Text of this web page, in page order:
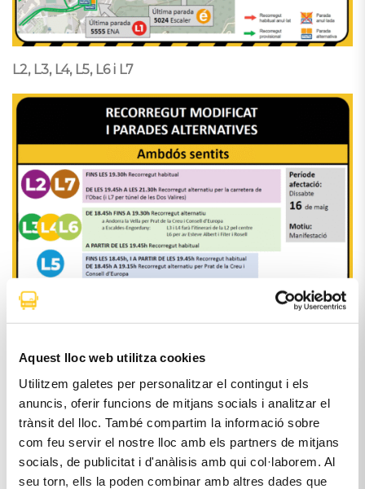
Aquest lloc web utilitza cookies
Utilitzem galetes per personalitzar el contingut i els
anuncis, oferir funcions de mitjans socials i analitzar el
trànsit del lloc. També compartim la informació sobre
com feu servir el nostre lloc amb els partners de mitjans
socials, de publicitat i d'anàlisis amb qui col·laborem. Al
seu torn, ells la poden combinar amb altres dades que
L2, L3, L4, L5, L6 i L7
«Anul·lada la parada 710 – La Unió
Talls puntuals per la Cursa Illa Carlemany el 17 de
maig»